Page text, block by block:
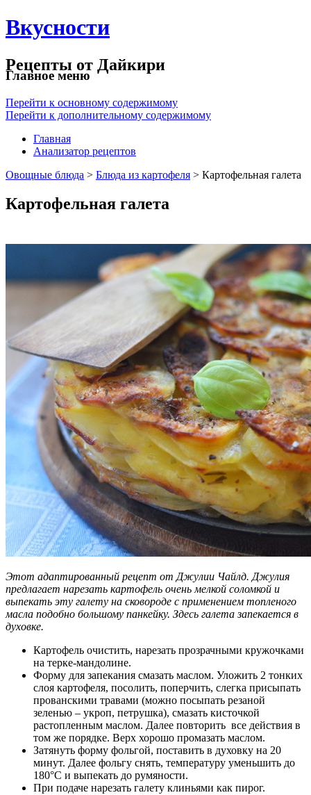
Вкусности
Рецепты от Дайкири
Главное меню
Перейти к основному содержимому
Перейти к дополнительному содержимому
Главная
Анализатор рецептов
Овощные блюда > Блюда из картофеля > Картофельная галета
Картофельная галета
Этот адаптированный рецепт от Джулии Чайлд. Джулия
предлагает нарезать картофель очень мелкой соломкой и
выпекать эту галету на сковороде с применением топленого
масла подобно большому панкейку. Здесь галета запекается в
духовке.
Картофель очистить, нарезать прозрачными кружочками
на терке-мандолине.
Форму для запекания смазать маслом. Уложить 2 тонких
слоя картофеля, посолить, поперчить, слегка присыпать
прованскими травами (можно посыпать резаной
зеленью – укроп, петрушка), смазать кисточкой
растопленным маслом. Далее повторить все действия в
том же порядке. Верх хорошо промазать маслом.
Затянуть форму фольгой, поставить в духовку на 20
минут. Далее фольгу снять, температуру уменьшить до
180°С и выпекать до румяности.
При подаче нарезать галету клиньями как пирог.